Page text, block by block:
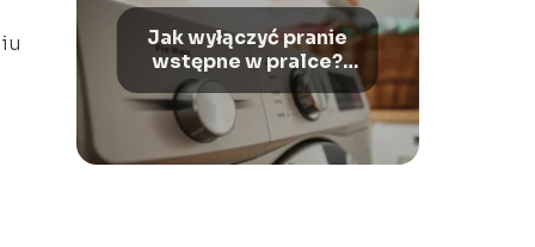
Jak wyłączyć pranie
wstępne w pralce?
Proste kroki do
wykonania